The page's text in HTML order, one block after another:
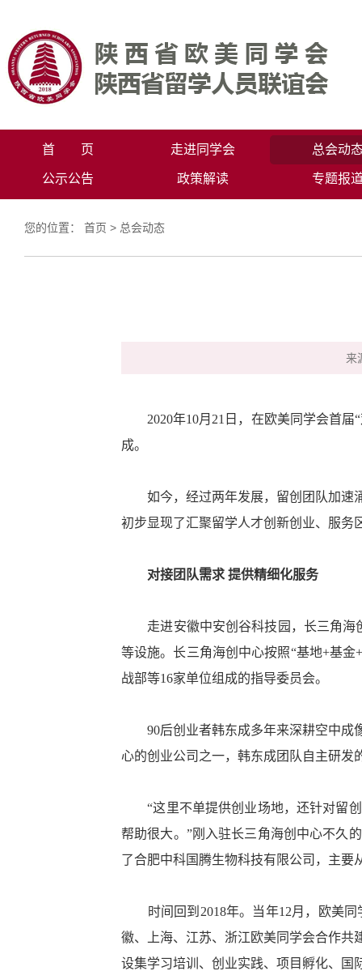
首 页 走进同学会 总会动
公示公告 政策解读 专题报
您的位置： 首页 > 总会动态
来
2020年10月21日，在欧美同学会首届“
成。
如今，经过两年发展，留创团队加速涌
初步显现了汇聚留学人才创新创业、服务
对接团队需求 提供精细化服务
走进安徽中安创谷科技园，长三角海创
等设施。长三角海创中心按照“基地+基
战部等16家单位组成的指导委员会。
90后创业者韩东成多年来深耕空中成像
心的创业公司之一，韩东成团队自主研发
“这里不单提供创业场地，还针对留创
帮助很大。”刚入驻长三角海创中心不久
了合肥中科国腾生物科技有限公司，主
时间回到2018年。当年12月，欧美同
徽、上海、江苏、浙江欧美同学会合作共
设集学习培训、创业实践、项目孵化、国